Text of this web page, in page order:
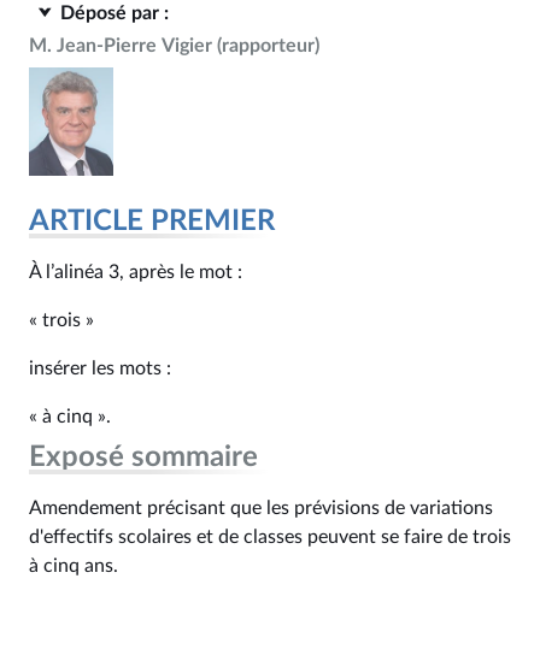
Déposé par :
M. Jean-Pierre Vigier (rapporteur)
ARTICLE PREMIER
À l’alinéa 3, après le mot :
« trois »
insérer les mots :
« à cinq ».
Exposé sommaire
Amendement précisant que les prévisions de variations
d'effectifs scolaires et de classes peuvent se faire de trois
à cinq ans.